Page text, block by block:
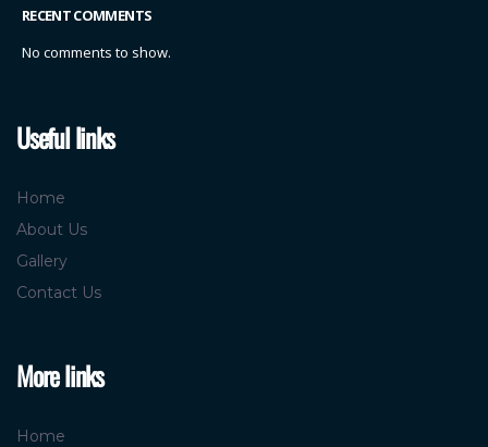
RECENT COMMENTS
No comments to show.
Useful links
Home
About Us
Gallery
Contact Us
More links
Home